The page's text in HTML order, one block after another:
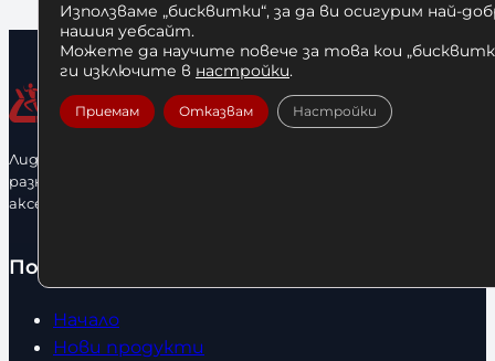
Лидерфитнес е водещ вносител и представител на голямо
разнообразие от бойна екипировка, фитнес уреди и
аксесоари.
Полезно
Начало
Нови продукти
Използваме „бисквитки“, за да ви осигурим най-
нашия уебсайт.
Можете да научите повече за това кои
ги изключите в настройки.
Приемам Отказвам Настройки